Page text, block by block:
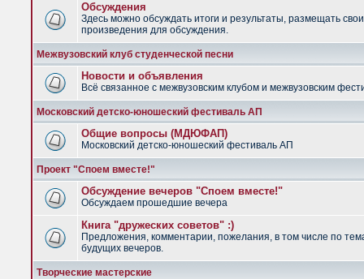
Обсуждения
Здесь можно обсуждать итоги и результаты, размещать
произведения для обсуждения.
Межвузовский клуб студенческой песни
Новости и объявления
Всё связанное с межвузовским клубом и межвузовским
Московский детско-юношеский фестиваль АП
Общие вопросы (МДЮФАП)
Московский детско-юношеский фестиваль АП
Проект "Споем вместе!"
Обсуждение вечеров "Споем вместе!"
Обсуждаем прошедшие вечера
Книга "дружеских советов" :)
Предложения, комментарии, пожелания, в том числе по
будущих вечеров.
Творческие мастерские